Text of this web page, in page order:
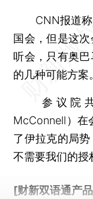
CNN报道称
国会，但是这
听会，只有奥
的几种可能方案。
参议院共
McConnell）在
了伊拉克的局
不需要我们的授
[财新双语通产